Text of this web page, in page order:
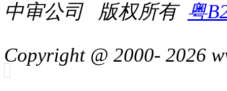
中审公司 版权所有 粤
Copyright @ 2000- 2026